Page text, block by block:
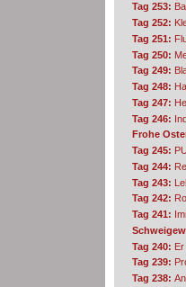
Tag 253:
Tag 252:
Tag 251:
Tag 250:
Tag 249:
Tag 248:
Tag 247:
Tag 246:
Frohe
Tag 245:
Tag 244:
Tag 243:
Tag 242:
Tag 241:
Tag 240:
Tag 239:
Tag 238: